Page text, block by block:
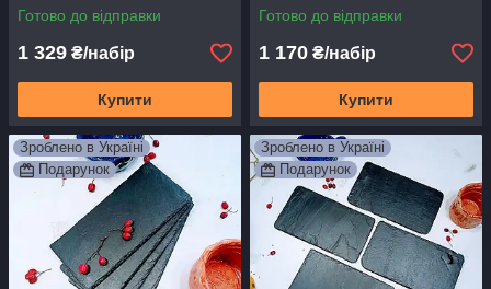
Готово до відправки
1 329 ₴/набір
Купити
Готово до відправки
1 170 ₴/набір
Купити
Зроблено в Україні
Подарунок
Зроблено в Україні
Подарунок